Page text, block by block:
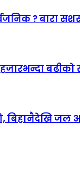
? बारा
बिहानैदेखि जल